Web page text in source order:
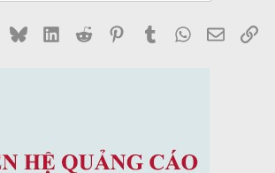
BlueskyLinkedInReddit PinterestTumblrWhatsApp
Email